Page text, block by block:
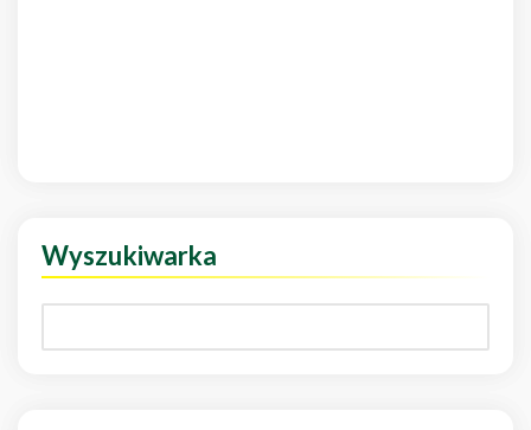
Wyszukiwarka